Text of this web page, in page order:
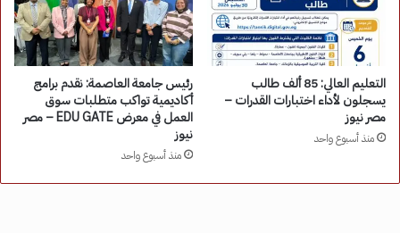
التعليم العالي: 85 ألف طالب
يسجلون لأداء اختبارات القدرات –
مصر نيوز
منذ أسبوع واحد
رئيس جامعة العاصمة: نقدم برامج
أكاديمية تواكب متطلبات سوق
العمل في معرض EDU GATE – مصر
نيوز
منذ أسبوع واحد